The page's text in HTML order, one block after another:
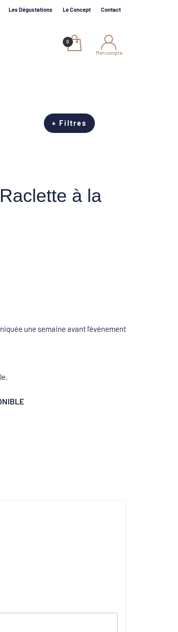
Les Dégustations Le Concept Contact
Mon compte
+ Filtres
à la
une semaine avant l’événement